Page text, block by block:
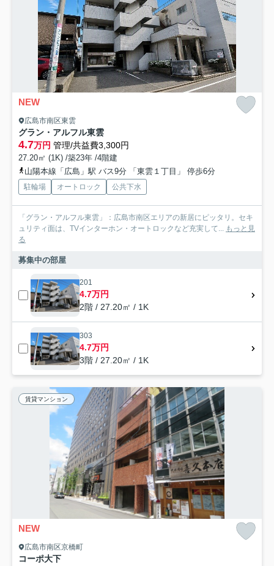
NEW
広島市南区東雲
グラン・アルフル東雲
4.7万円 管理/共益費3,300円
27.20㎡ (1K) /築23年 /4階建
山陽本線「広島」駅 バス9分 「東雲１丁目」 停歩6分
駐輪場 オートロック 公共下水
「グラン・アルフル東雲」：広島市南区エリアの新居にピッタリ。セキ
ュリティ面は、TVインターホン・オートロックなど充実して... もっと見
る
募集中の部屋
201
4.7万円
2階 / 27.20㎡ / 1K
303
4.7万円
3階 / 27.20㎡ / 1K
賃貸マンション
NEW
広島市南区京橋町
コーポ大下